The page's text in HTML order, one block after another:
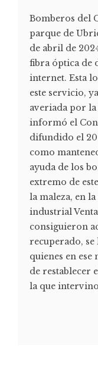
Bomberos del
parque de
de abril de
fibra óptica de
internet. Esta
este servicio,
averiada por la
informó el
difundido el
como
ayuda de los
extremo de
la maleza, en
industrial
consiguieron
recuperado,
quienes en
de restablecer
la que